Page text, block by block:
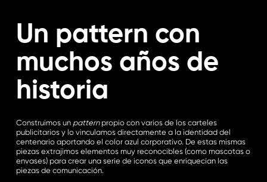
Un pattern con
muchos años de
historia
Construimos un patternpropio con varios de los carteles
publicitarios y lo vinculamos directamente a la identidad del
centenario aportando el color azul corporativo. De estas mismas
piezas extrajimos elementos muy reconocibles (como mascotas o
envases) para crear una serie de iconos que enriquecían las
piezas de comunicación.